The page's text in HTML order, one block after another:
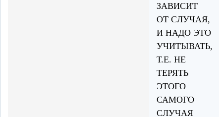
ЗАВИСИТ
ОТ СЛУЧАЯ,
И НАДО ЭТО
УЧИТЫВАТЬ,
Т.Е. НЕ
ТЕРЯТЬ
ЭТОГО
САМОГО
СЛУЧАЯ